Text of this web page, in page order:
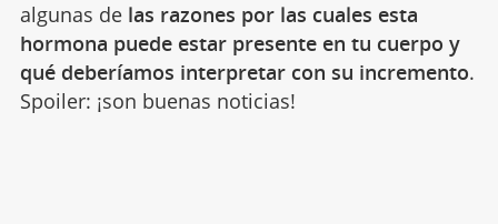
algunas de las razones por las cuales esta
hormona puede estar presente en tu cuerpo y
qué deberíamos interpretar con su incremento.
Spoiler: ¡son buenas noticias!